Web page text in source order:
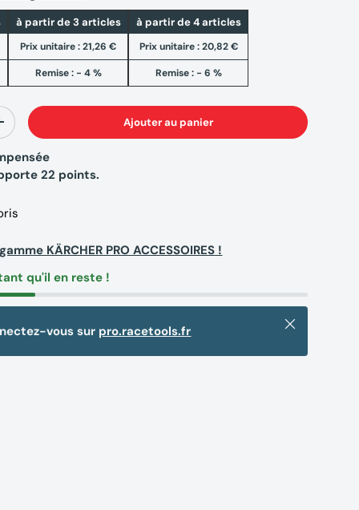
à partir de 3 articles
Prix unitaire :21,26 €
Remise : - 4 %
à partir de 4 articles
Prix unitaire :20,82 €
Remise : - 6 %
Ajouter au panier
22 points.
KÄRCHER PRO ACCESSOIRES !
qu'il en reste !
vous sur pro.racetools.fr Fermer